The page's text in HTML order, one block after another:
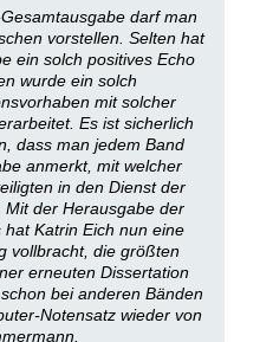
darf man
vorstellen. Selten hat
ein solch positives Echo
wurde ein solch
mit solcher
Es ist sicherlich
dass man jedem Band
anmerkt, mit welcher
in den Dienst der
der Herausgabe der
Katrin Eich nun eine
vollbracht, die größten
erneuten Dissertation
bei anderen Bänden
Notensatz wieder von